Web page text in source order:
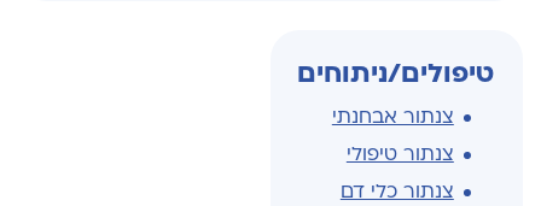
טיפולים/ניתוחים
צנתור אבחנתי
צנתור טיפולי
צנתור כלי דם